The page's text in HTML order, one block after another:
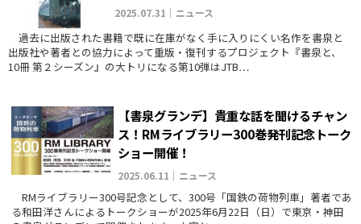
2025.07.31｜ニュース
過去に出版された書籍で既に在庫がなく手に入りにくい名作を書泉と
出版社や著者との協力によって重版・復刊するプロジェクト『書泉と、
10冊 第２シーズン』の大トリになる第10弾はJTB…
【書泉グランデ】貴重な話を聞けるチャン
ス！RMライブラリー300巻発刊記念トーク
ショー開催！
2025.06.11｜ニュース
RMライブラリー300号記念として、300号「国鉄の荷物列車」著者であ
る和田洋さんによるトークショーが2025年6月22日（日）で東京・神田